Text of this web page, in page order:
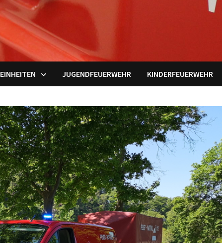
EINHEITEN JUGENDFEUERWEHR KINDERFEUERWEHR